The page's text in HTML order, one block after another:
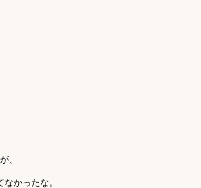
、
かったな。